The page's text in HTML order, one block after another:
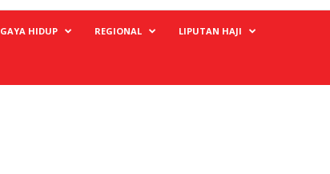
GAYA HIDUP REGIONAL LIPUTAN HAJI